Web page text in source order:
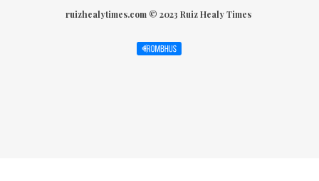
ruizhealytimes.com © 2023 Ruiz Healy Times